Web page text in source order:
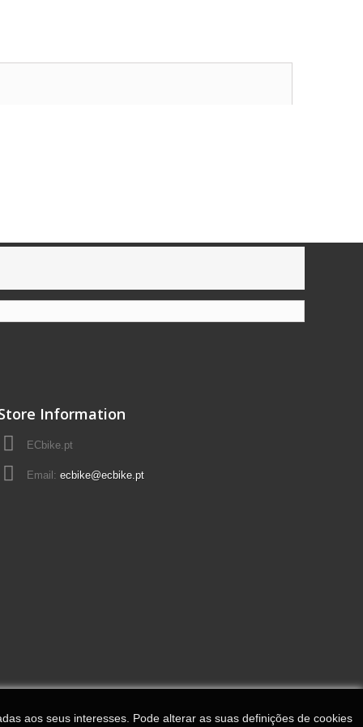
Information
ECbike.pt
Email: ecbike@ecbike.pt
aos seus interesses. Pode alterar as suas definições de cookies